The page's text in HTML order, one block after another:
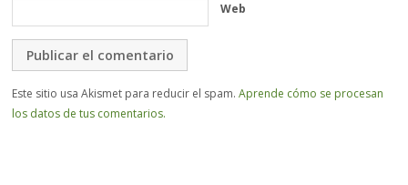
Web
Este sitio usa Akismet para reducir el spam.Aprende cómo se procesan
los datos de tus comentarios.